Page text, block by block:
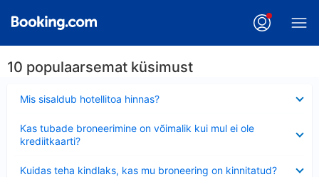
10 populaarsemat küsimust
Mis sisaldub hotellitoa hinnas?
Kas tubade broneerimine on võimalik kui mul ei ole
krediitkaarti?
Kuidas teha kindlaks, kas mu broneering on kinnitatud?